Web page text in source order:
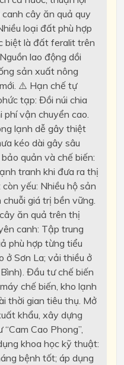
cây ăn quả quy
loại đất phù hợp
biệt là đất feralit trên
lao động dồi
sản xuất nông
⚠️ Hạn chế tự
tạp: Đồi núi chia
vận chuyển cao.
lạnh dễ gây thiệt
kéo dài gây sâu
quản và chế biến:
tranh khi đưa ra thị
yếu: Nhiều hộ sản
giá trị bền vững.
ăn quả trên thị
canh: Tập trung
phù hợp từng tiểu
ở Sơn La; vải thiều ở
Đầu tư chế biến
chế biến, kho lạnh
thời gian tiêu thụ. Mở
khẩu, xây dựng
Cao Phong”,
khoa học kỹ thuật:
bệnh tốt; áp dụng